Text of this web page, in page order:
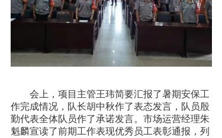
会上，项目主管王玮简要汇报了暑期安保工
作完成情况，队长胡中秋作了表态发言，队员殷
勤代表全体队员作了承诺发言。市场运营经理朱
魁麟宣读了前期工作表现优秀员工表彰通报，列